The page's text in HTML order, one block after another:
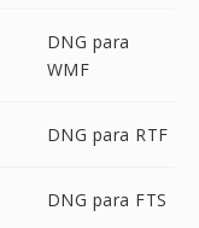
DNG para
WMF
DNG para RTF
DNG para FTS